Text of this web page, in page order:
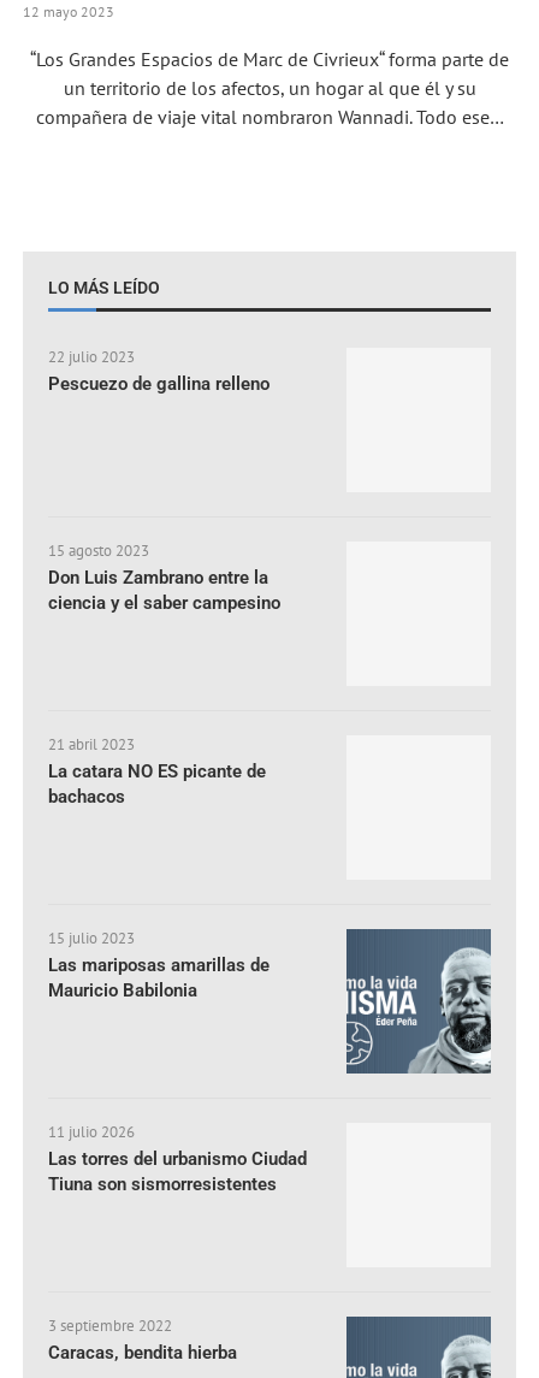
12 mayo 2023
“Los Grandes Espacios de Marc de Civrieux“ forma parte de
un territorio de los afectos, un hogar al que él y su
compañera de viaje vital nombraron Wannadi. Todo ese…
LO MÁS LEÍDO
22 julio 2023
Pescuezo de gallina relleno
15 agosto 2023
Don Luis Zambrano entre la
ciencia y el saber campesino
21 abril 2023
La catara NO ES picante de
bachacos
15 julio 2023
Las mariposas amarillas de
Mauricio Babilonia
11 julio 2026
Las torres del urbanismo Ciudad
Tiuna son sismorresistentes
3 septiembre 2022
Caracas, bendita hierba